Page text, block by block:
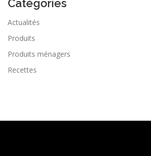
Catégories
Actualités
Produits
Produits ménagers
Recettes